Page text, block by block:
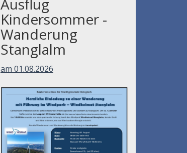
Ausflug
Kindersommer -
Wanderung
Stanglalm
am 01.08.2026